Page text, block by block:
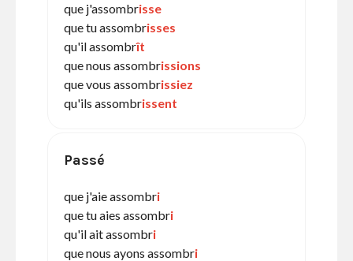
que j'assombrisse
que tu assombrisses
qu'il assombrît
que nous assombrissions
que vous assombrissiez
qu'ils assombrissent
Passé
que j'aie assombri
que tu aies assombri
qu'il ait assombri
que nous ayons assombri